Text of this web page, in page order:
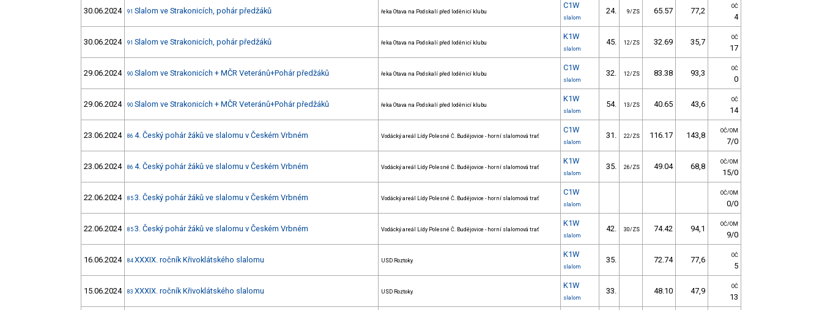
30.06.2024 91 Slalom ve Strakonicích, pohár předžáků řeka Otava na Podskalí před loděnicí klubu
C1W
slalom
24. 9/ZS 65.57 77,2 OČ
4
30.06.2024 91 Slalom ve Strakonicích, pohár předžáků řeka Otava na Podskalí před loděnicí klubu
K1W
slalom
45. 12/ZS 32.69 35,7 OČ
17
29.06.2024 90 Slalom ve Strakonicích + MČR Veteránů+Pohár předžáků řeka Otava na Podskalí před loděnicí klubu
C1W
slalom
32. 12/ZS 83.38 93,3 OČ
0
29.06.2024 90 Slalom ve Strakonicích + MČR Veteránů+Pohár předžáků řeka Otava na Podskalí před loděnicí klubu
K1W
slalom
54. 13/ZS 40.65 43,6 OČ
14
23.06.2024 86 4. Český pohár žáků ve slalomu v Českém Vrbném Vodácký areál Lídy Polesné Č. Budějovice - horní slalomová trať
C1W
slalom
31. 22/ZS 116.17 143,8 OČ/OM
7/0
23.06.2024 86 4. Český pohár žáků ve slalomu v Českém Vrbném Vodácký areál Lídy Polesné Č. Budějovice - horní slalomová trať
K1W
slalom
35. 26/ZS 49.04 68,8 OČ/OM
15/0
22.06.2024 85 3. Český pohár žáků ve slalomu v Českém Vrbném Vodácký areál Lídy Polesné Č. Budějovice - horní slalomová trať
C1W
slalom
OČ/OM
0/0
22.06.2024 85 3. Český pohár žáků ve slalomu v Českém Vrbném Vodácký areál Lídy Polesné Č. Budějovice - horní slalomová trať
K1W
slalom
42. 30/ZS 74.42 94,1 OČ/OM
9/0
16.06.2024 84 XXXIX. ročník Křivoklátského slalomu USD Roztoky
K1W
slalom
35. 72.74 77,6 OČ
5
15.06.2024 83 XXXIX. ročník Křivoklátského slalomu USD Roztoky
K1W
slalom
33. 48.10 47,9 OČ
13